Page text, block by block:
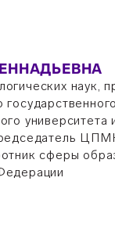
наук,
государственного
сферы